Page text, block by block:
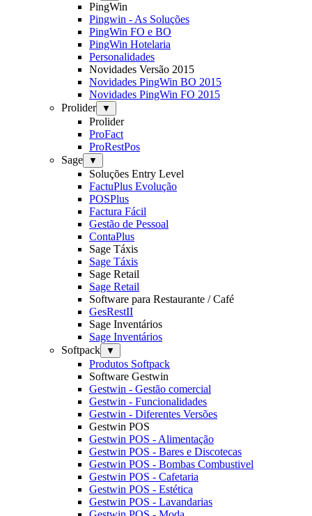
PingWin
Pingwin - As Soluções
PingWin FO e BO
PingWin Hotelaria
Personalidades
Novidades Versão 2015
Novidades PingWin BO 2015
Novidades PingWin FO 2015
Prolider
▼
Prolider
ProFact
ProRestPos
Sage
▼
Soluções Entry Level
FactuPlus Evolução
POSPlus
Factura Fácil
Gestão de Pessoal
ContaPlus
Sage Táxis
Sage Táxis
Sage Retail
Sage Retail
Software para Restaurante / Café
GesRestII
Sage Inventários
Sage Inventários
Softpack
▼
Produtos Softpack
Software Gestwin
Gestwin - Gestão comercial
Gestwin - Funcionalidades
Gestwin - Diferentes Versões
Gestwin POS
Gestwin POS - Alimentação
Gestwin POS - Bares e Discotecas
Gestwin POS - Bombas Combustivel
Gestwin POS - Cafetaria
Gestwin POS - Estética
Gestwin POS - Lavandarias